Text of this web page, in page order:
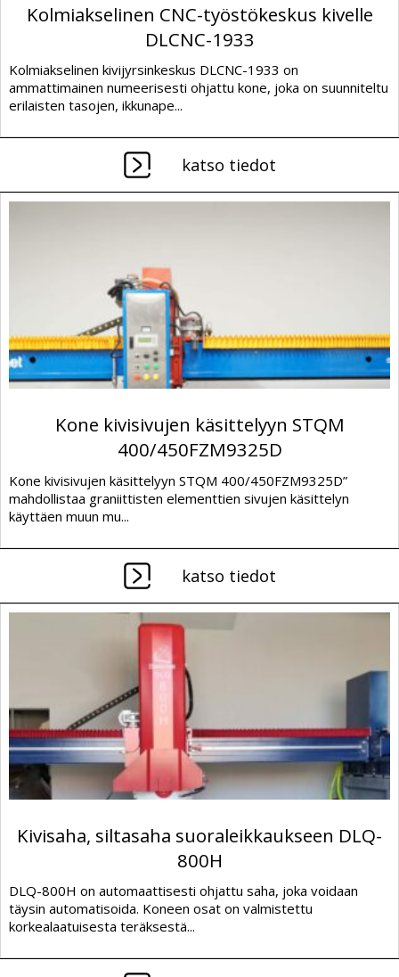
Kolmiakselinen CNC-työstökeskus kivelle
DLCNC-1933
Kolmiakselinen kivijyrsinkeskus DLCNC-1933 on
ammattimainen numeerisesti ohjattu kone, joka on suunniteltu
erilaisten tasojen, ikkunape...
katso tiedot
Kone kivisivujen käsittelyyn STQM
400/450FZM9325D
Kone kivisivujen käsittelyyn STQM 400/450FZM9325D”
mahdollistaa graniittisten elementtien sivujen käsittelyn
käyttäen muun mu...
katso tiedot
Kivisaha, siltasaha suoraleikkaukseen DLQ-
800H
DLQ-800H on automaattisesti ohjattu saha, joka voidaan
täysin automatisoida. Koneen osat on valmistettu
korkealaatuisesta teräksestä...